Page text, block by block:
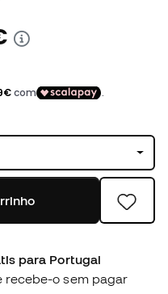
para Portugal
recebe-o sem pagar